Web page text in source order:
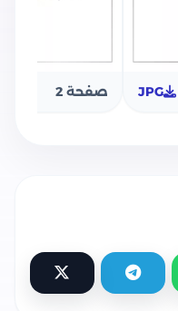
JPG صفحة 2